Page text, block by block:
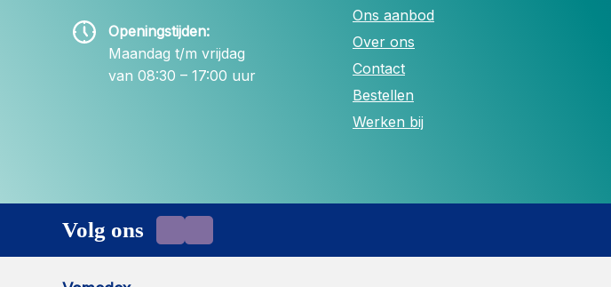
Openingstijden:
Maandag t/m vrijdag
van 08:30 – 17:00 uur
Ons aanbod
Over ons
Contact
Bestellen
Werken bij
Volg ons